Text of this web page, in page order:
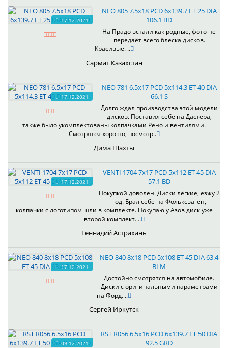
17.12.2021
NEO 805 7.5x18 PCD 6x139.7 ET 25 DIA
106.1 BD
На Прадо встали как родные, фото не
передаёт всего блеска дисков.
Красивые. ..
Сармат Казахстан
17.12.2021
NEO 781 6.5x17 PCD 5x114.3 ET 40 DIA
66.1 S
Долго ждал производства этой модели
дисков. Поставил себе на Дастера,
также было укомплектованы колпачками Рено и вентилями.
Смотрятся хорошо, посмотр..
Дима Шахты
17.12.2021
VENTI 1704 7x17 PCD 5x112 ET 45 DIA
57.1 BD
Покупкой доволен. Диски лёгкие, езжу 2
год. Брал себе на Фольксваген,
колпачки с логотипом шли в комплекте. Покупаю у Азов диск уже
второй комплект. ..
Геннадий Астрахань
17.12.2021
NEO 840 8x18 PCD 5x108 ET 45 DIA 63.4
BLM
Достойно смотрятся на автомобиле.
Диски с оригинальными параметрами
на Форд. ..
Сергей Иркутск
09.12.2021
RST R056 6.5x16 PCD 6x139.7 ET 50 DIA
92.5 GRD